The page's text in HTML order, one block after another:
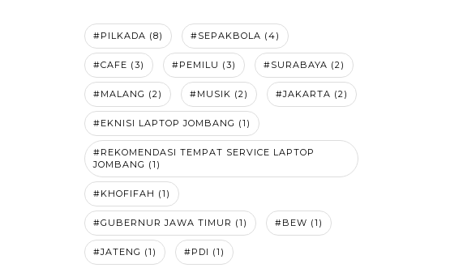
#PILKADA (8) #SEPAKBOLA (4)
#CAFE (3) #PEMILU (3) #SURABAYA (2)
#MALANG (2) #MUSIK (2) #JAKARTA (2)
#EKNISI LAPTOP JOMBANG (1)
#REKOMENDASI TEMPAT SERVICE LAPTOP
JOMBANG (1)
#KHOFIFAH (1)
#GUBERNUR JAWA TIMUR (1) #BEW (1)
#JATENG (1) #PDI (1)